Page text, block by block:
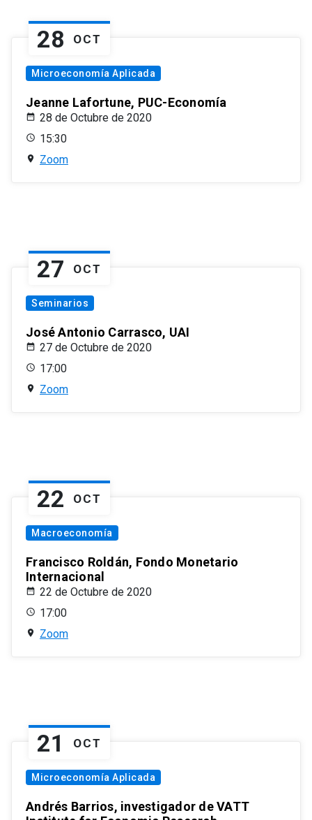
28 OCT
Microeconomía Aplicada
Jeanne Lafortune, PUC-Economía
28 de Octubre de 2020
15:30
Zoom
27 OCT
Seminarios
José Antonio Carrasco, UAI
27 de Octubre de 2020
17:00
Zoom
22 OCT
Macroeconomía
Francisco Roldán, Fondo Monetario
Internacional
22 de Octubre de 2020
17:00
Zoom
21 OCT
Microeconomía Aplicada
Andrés Barrios, investigador de VATT